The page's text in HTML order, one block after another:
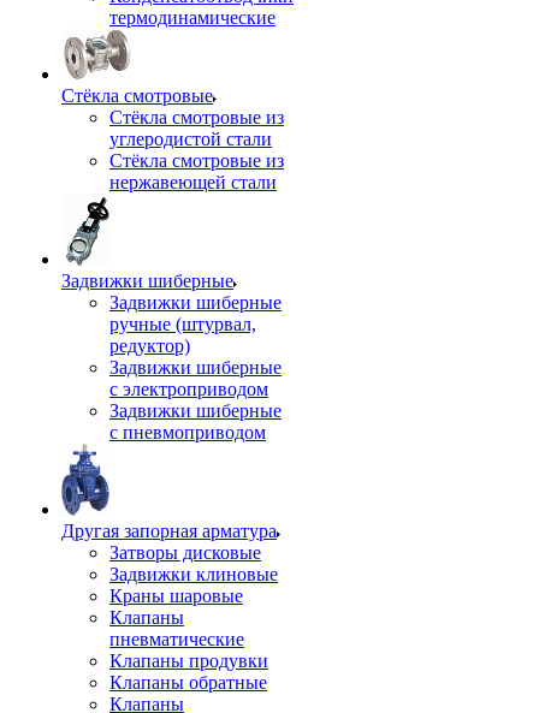
термодинамические
Стёкла смотровые
Стёкла смотровые из
углеродистой стали
Стёкла смотровые из
нержавеющей стали
Задвижки шиберные
Задвижки шиберные
ручные (штурвал,
редуктор)
Задвижки шиберные
с электроприводом
Задвижки шиберные
с пневмоприводом
Другая запорная арматура
Затворы дисковые
Задвижки клиновые
Краны шаровые
Клапаны
пневматические
Клапаны продувки
Клапаны обратные
Клапаны